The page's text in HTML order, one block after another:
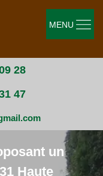
28
47
MENU
un
Haute